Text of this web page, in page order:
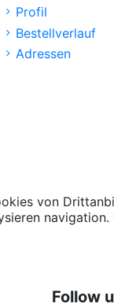
Profil
Bestellverlauf
Adressen
von
Follow